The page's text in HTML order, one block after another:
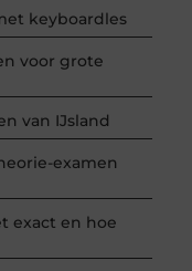
keyboardles
voor grote
van IJsland
examen
exact en hoe